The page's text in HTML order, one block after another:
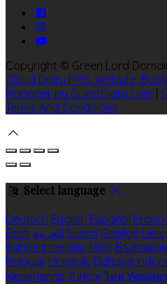
Copyright © Green Lord
Cloud Diary PMS, Website,
Manager by GuestDiary.com
Terms And Conditions
Select language
Deutsch English Español
Eesti العربية Suomi Gaeilge
Bahasa melayu Malti
Magyar Hrvatski Bahasa
Nederlands Türkçe ไทย